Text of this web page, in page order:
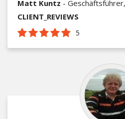
Matt Kuntz -
CLIENT_REVIEWS
5